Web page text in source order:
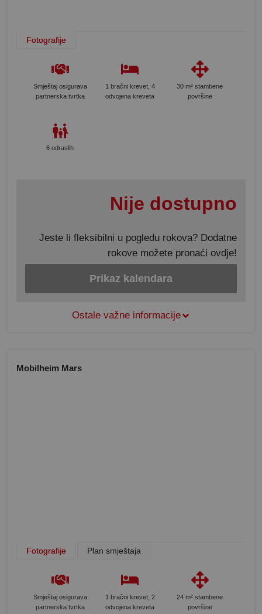
Fotografije
Smještaj osigurava
partnerska tvrtka
1 bračni krevet, 4
odvojena kreveta
30 m² stambene
površine
6 odraslih
Nije dostupno
Jeste li fleksibilni u pogledu rokova? Dodatne
rokove možete pronaći ovdje!
Prikaz kalendara
Ostale važne informacije
Mobilheim Mars
Fotografije Plan smještaja
Smještaj osigurava
partnerska tvrtka
1 bračni krevet, 2
odvojena kreveta
24 m² stambene
površine